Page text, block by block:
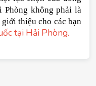
Phòng không phải là
thiệu cho các bạn
tại Hải Phòng.